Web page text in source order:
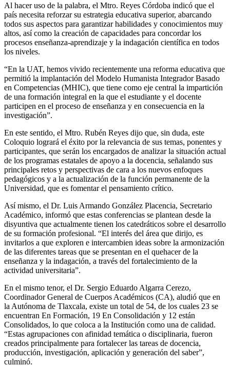
Al hacer uso de la palabra, el Mtro. Reyes Córdoba indicó que el
país necesita reforzar su estrategia educativa superior, abarcando
todos sus aspectos para garantizar habilidades y conocimientos muy
altos, así como la creación de capacidades para concordar los
procesos enseñanza-aprendizaje y la indagación científica en todos
los niveles.
“En la UAT, hemos vivido recientemente una reforma educativa que
permitió la implantación del Modelo Humanista Integrador Basado
en Competencias (MHIC), que tiene como eje central la impartición
de una formación integral en la que el estudiante y el docente
participen en el proceso de enseñanza y en consecuencia en la
investigación”.
En este sentido, el Mtro. Rubén Reyes dijo que, sin duda, este
Coloquio logrará el éxito por la relevancia de sus temas, ponentes y
participantes, que serán los encargados de analizar la situación actual
de los programas estatales de apoyo a la docencia, señalando sus
principales retos y perspectivas de cara a los nuevos enfoques
pedagógicos y a la actualización de la función permanente de la
Universidad, que es fomentar el pensamiento crítico.
Así mismo, el Dr. Luis Armando González Placencia, Secretario
Académico, informó que estas conferencias se plantean desde la
disyuntiva que actualmente tienen los catedráticos sobre el desarrollo
de su formación profesional. “El interés del área que dirijo, es
invitarlos a que exploren e intercambien ideas sobre la armonización
de las diferentes tareas que se presentan en el quehacer de la
enseñanza y la indagación, a través del fortalecimiento de la
actividad universitaria”.
En el mismo tenor, el Dr. Sergio Eduardo Algarra Cerezo,
Coordinador General de Cuerpos Académicos (CA), aludió que en
la Autónoma de Tlaxcala, existe un total de 54, de los cuales 23 se
encuentran En Formación, 19 En Consolidación y 12 están
Consolidados, lo que coloca a la Institución como una de calidad.
“Estas agrupaciones con afinidad temática o disciplinaria, fueron
creados principalmente para fortalecer las tareas de docencia,
producción, investigación, aplicación y generación del saber”,
culminó.